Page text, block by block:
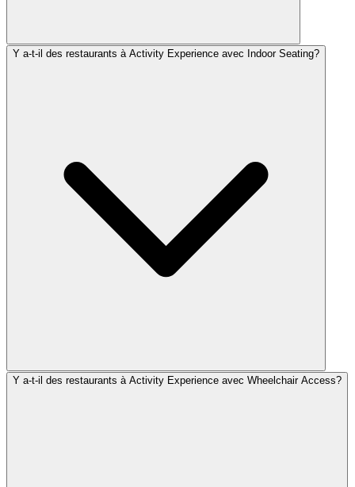
Y a-t-il des restaurants à Activity Experience avec Indoor Seating?
Y a-t-il des restaurants à Activity Experience avec Wheelchair Access?